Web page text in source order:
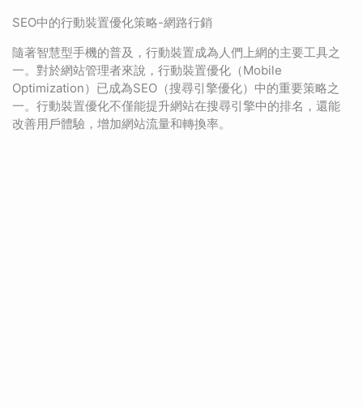
SEO中的行動裝置優化策略-網路行銷
隨著智慧型手機的普及，行動裝置成為人們上網的主要工具之
一。對於網站管理者來說，行動裝置優化（Mobile
Optimization）已成為SEO（搜尋引擎優化）中的重要策略之
一。行動裝置優化不僅能提升網站在搜尋引擎中的排名，還能
改善用戶體驗，增加網站流量和轉換率。